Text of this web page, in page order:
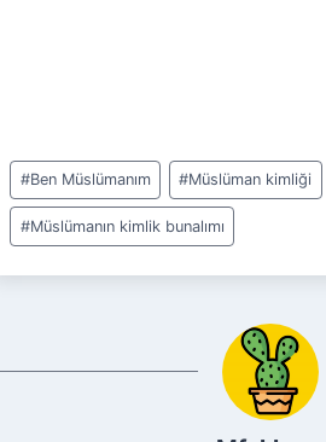
Post
Tags:
#Ben Müslümanım #Müslüman kimliği
#Müslümanın kimlik bunalımı